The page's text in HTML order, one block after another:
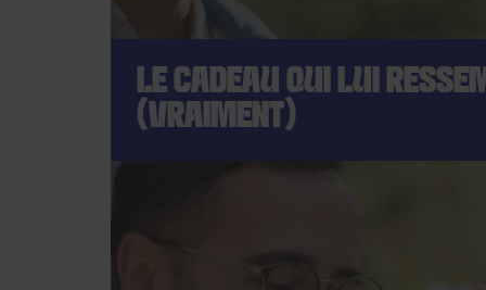
LE CADEAU QUI LUI
(VRAIMENT)